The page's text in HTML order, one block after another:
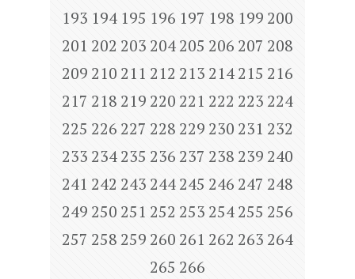
193 194 195 196 197 198 199 200
201 202 203 204205 206 207 208
209 210 211 212 213 214215 216
217 218 219 220 221 222 223 224
225 226 227 228 229 230 231 232
233 234235 236 237 238 239 240
241 242 243 244245 246 247 248
249 250 251 252 253 254255 256
257 258 259 260 261 262 263 264
265 266